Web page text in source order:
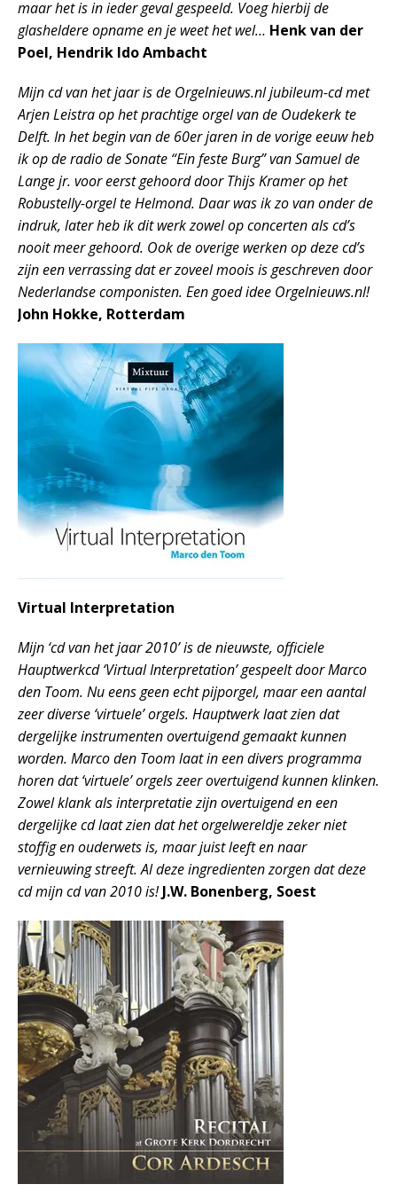
maar het is in ieder geval gespeeld. Voeg hierbij de
glasheldere opname en je weet het wel… Henk van der
Poel, Hendrik Ido Ambacht
Mijn cd van het jaar is de Orgelnieuws.nl jubileum-cd met
Arjen Leistra op het prachtige orgel van de Oudekerk te
Delft. In het begin van de 60er jaren in de vorige eeuw heb
ik op de radio de Sonate “Ein feste Burg” van Samuel de
Lange jr. voor eerst gehoord door Thijs Kramer op het
Robustelly-orgel te Helmond. Daar was ik zo van onder de
indruk, later heb ik dit werk zowel op concerten als cd’s
nooit meer gehoord. Ook de overige werken op deze cd’s
zijn een verrassing dat er zoveel moois is geschreven door
Nederlandse componisten. Een goed idee Orgelnieuws.nl!
John Hokke, Rotterdam
Virtual Interpretation
Mijn ‘cd van het jaar 2010’ is de nieuwste, officiele
Hauptwerkcd ‘Virtual Interpretation’ gespeelt door Marco
den Toom. Nu eens geen echt pijporgel, maar een aantal
zeer diverse ‘virtuele’ orgels. Hauptwerk laat zien dat
dergelijke instrumenten overtuigend gemaakt kunnen
worden. Marco den Toom laat in een divers programma
horen dat ‘virtuele’ orgels zeer overtuigend kunnen klinken.
Zowel klank als interpretatie zijn overtuigend en een
dergelijke cd laat zien dat het orgelwereldje zeker niet
stoffig en ouderwets is, maar juist leeft en naar
vernieuwing streeft. Al deze ingredienten zorgen dat deze
cd mijn cd van 2010 is! J.W. Bonenberg, Soest